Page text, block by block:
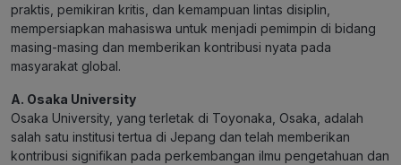
praktis, pemikiran kritis, dan kemampuan lintas disiplin,
mempersiapkan mahasiswa untuk menjadi pemimpin di bidang
masing-masing dan memberikan kontribusi nyata pada
masyarakat global.
A. Osaka University
Osaka University, yang terletak di Toyonaka, Osaka, adalah
salah satu institusi tertua di Jepang dan telah memberikan
kontribusi signifikan pada perkembangan ilmu pengetahuan dan